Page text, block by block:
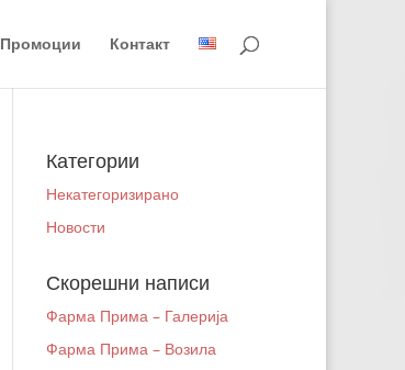
Промоции Контакт
Категории
Некатегоризирано
Новости
Скорешни написи
Фарма Прима – Галерија
Фарма Прима – Возила